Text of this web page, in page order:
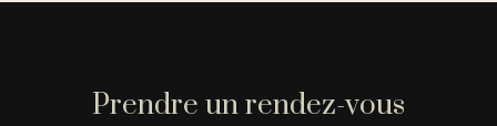
Prendre un rendez-vous